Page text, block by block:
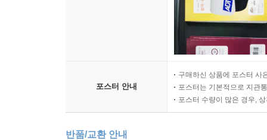
포스터 안내
구매하신 상품에 포스터 사
포스터는 기본적으로 지관
포스터 수량이 많은 경우,
반품/교환 안내